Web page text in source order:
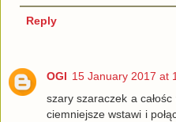
Reply
OGI 15 January 2017 at
szary szaraczek a
ciemniejsze wstawi i